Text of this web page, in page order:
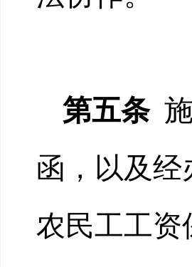
第五条
函，以及
农民工工资